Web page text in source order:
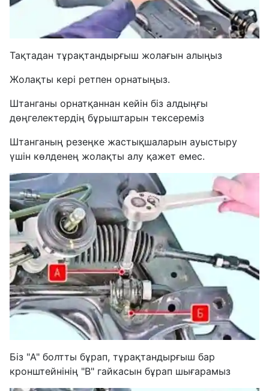
Тақтадан тұрақтандырғыш жолағын алыңыз
Жолақты кері ретпен орнатыңыз.
Штанганы орнатқаннан кейін біз алдыңғы
дөңгелектердің бұрыштарын тексереміз
Штанганың резеңке жастықшаларын ауыстыру
үшін көлденең жолақты алу қажет емес.
Біз "A" болтты бұрап, тұрақтандырғыш бар
кронштейнінің "B" гайкасын бұрап шығарамыз